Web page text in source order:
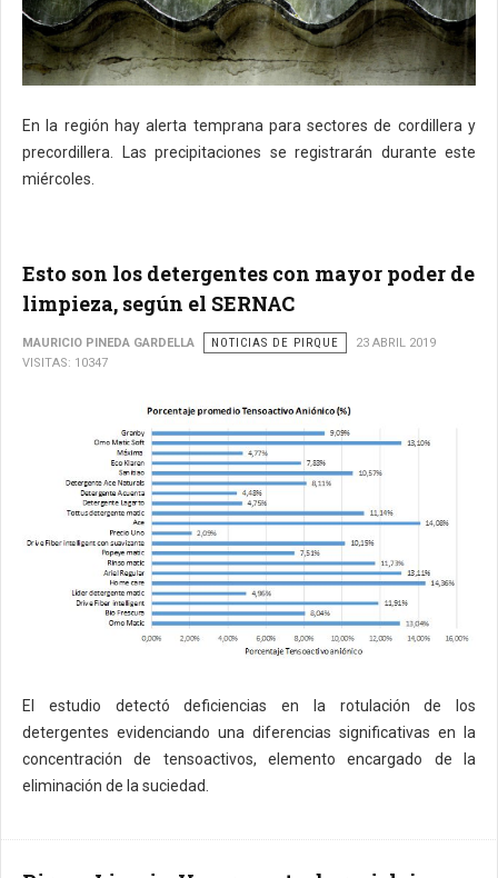
En la región hay alerta temprana para sectores de cordillera y
precordillera. Las precipitaciones se registrarán durante este
miércoles.
Esto son los detergentes con mayor poder de
limpieza, según el SERNAC
MAURICIO PINEDA GARDELLA NOTICIAS DE PIRQUE
23 ABRIL 2019
VISITAS: 10347
El estudio detectó deficiencias en la rotulación de los
detergentes evidenciando una diferencias significativas en la
concentración de tensoactivos, elemento encargado de la
eliminación de la suciedad.